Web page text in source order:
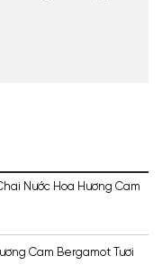
Nước Hoa Hương Cam
Cam Bergamot Tươi